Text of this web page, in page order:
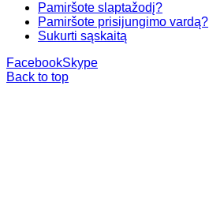
Pamiršote slaptažodį?
Pamiršote prisijungimo vardą?
Sukurti sąskaitą
FacebookSkype
Back to top